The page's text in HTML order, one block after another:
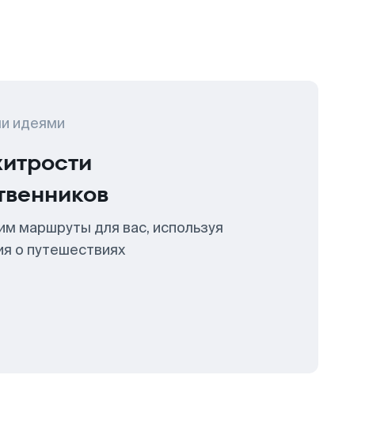
идеями
маршруты для вас, используя
о путешествиях